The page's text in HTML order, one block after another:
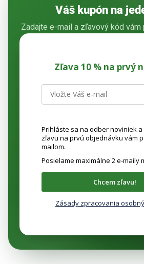
Váš kupón na
Zadajte e-mail a zľavový kód vám
Zľava 10 % na prvý
Prihláste sa na odber noviniek a
zľavu na prvú objednávku vám
mailom.
Posielame maximálne 2 e-maily
Chcem zľavu!
Zásady zpracovania